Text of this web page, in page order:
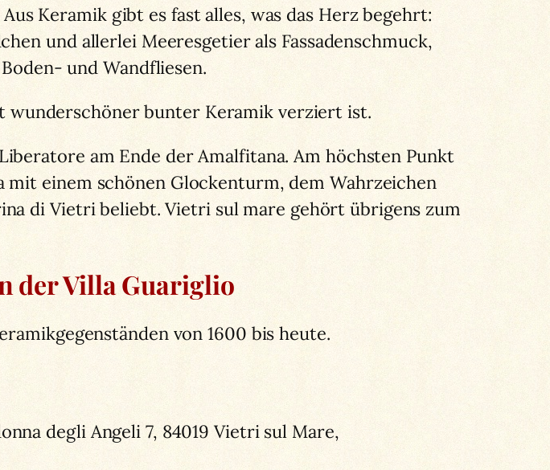
Keramik gibt es fast alles, was das Herz begehrt:
und allerlei Meeresgetier als Fassadenschmuck,
und Wandfliesen.
wunderschöner bunter Keramik verziert ist.
am Ende der Amalfitana. Am höchsten Punkt
einem schönen Glockenturm, dem Wahrzeichen
di Vietri beliebt. Vietri sul mare gehört übrigens zum
der Villa Guariglio
von 1600 bis heute.
degli Angeli 7, 84019 Vietri sul Mare,